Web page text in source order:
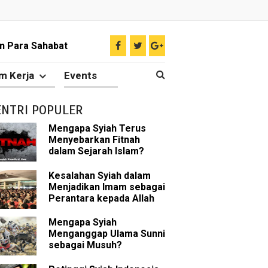
Para Sahabat
Ilmu Ghaib?
Nabi
Sunni
bin Affan
tentang Khalifah
Kerja Events
POPULER
Mengapa Syiah Terus
Menyebarkan Fitnah
dalam Sejarah Islam?
Kesalahan Syiah dalam
Menjadikan Imam sebagai
Perantara kepada Allah
Mengapa Syiah
Menganggap Ulama Sunni
sebagai Musuh?